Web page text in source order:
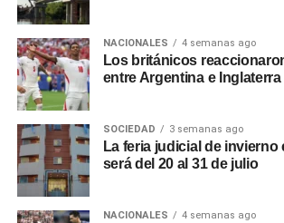
NACIONALES 4 semanas ago
Los británicos
entre Argentina e Inglaterra
SOCIEDAD 3 semanas ago
La feria judicial de invierno
será del 20 al 31 de julio
NACIONALES 4 semanas ago